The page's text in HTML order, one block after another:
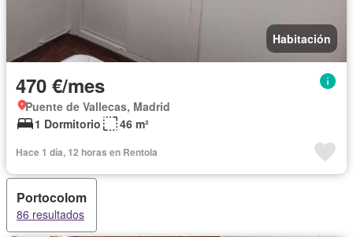
Habitación
470 €/mes
Puente de Vallecas, Madrid
1 Dormitorio
46 m²
Hace 1 día, 12 horas en Rentola
Portocolom
86 resultados